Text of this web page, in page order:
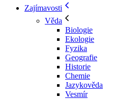
Zajímavosti
Věda
Biologie
Ekologie
Fyzika
Geografie
Historie
Chemie
Jazykověda
Vesmír